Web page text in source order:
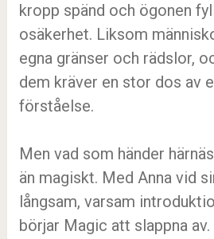
kropp spänd och ögonen
osäkerhet. Liksom
egna gränser och rädslor,
dem kräver en stor dos av
förståelse.
Men vad som händer
än magiskt. Med Anna vid
långsam, varsam
börjar Magic att slappna